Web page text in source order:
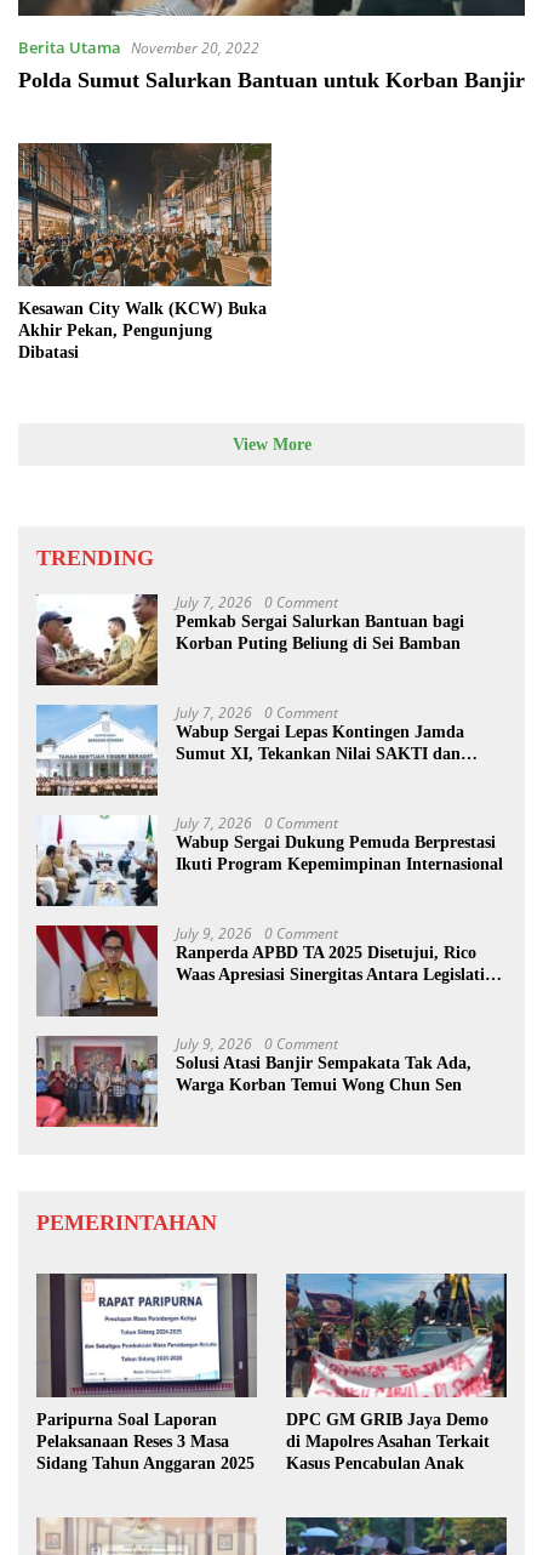
Berita Utama November 20, 2022
Polda Sumut Salurkan Bantuan untuk Korban Banjir
Kesawan City Walk (KCW) Buka
Akhir Pekan, Pengunjung
Dibatasi
View More
TRENDING
July 7, 2026 0 Comment
Pemkab Sergai Salurkan Bantuan bagi
Korban Puting Beliung di Sei Bamban
July 7, 2026 0 Comment
Wabup Sergai Lepas Kontingen Jamda
Sumut XI, Tekankan Nilai SAKTI dan
July 7, 2026 0 Comment
Wabup Sergai Dukung Pemuda Berprestasi
Ikuti Program Kepemimpinan Internasional
July 9, 2026 0 Comment
Ranperda APBD TA 2025 Disetujui, Rico
Waas Apresiasi Sinergitas Antara Legislatif
July 9, 2026 0 Comment
Solusi Atasi Banjir Sempakata Tak Ada,
Warga Korban Temui Wong Chun Sen
PEMERINTAHAN
Paripurna Soal Laporan
Pelaksanaan Reses 3 Masa
Sidang Tahun Anggaran 2025
DPC GM GRIB Jaya Demo
di Mapolres Asahan Terkait
Kasus Pencabulan Anak